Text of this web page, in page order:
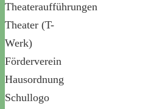
Theateraufführungen
Theater (T-
Werk)
Förderverein
Hausordnung
Schullogo